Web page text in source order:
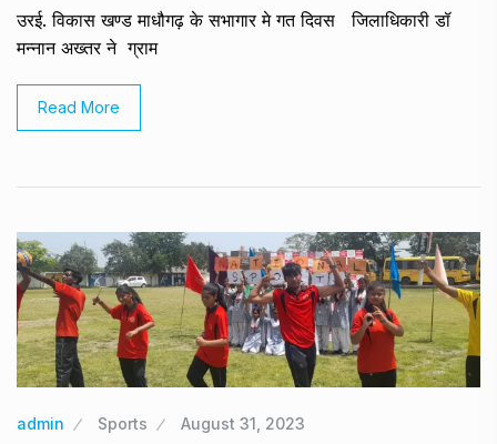
उरई. विकास खण्ड माधौगढ़ के सभागार मे गत दिवस जिलाधिकारी डॉ
मन्नान अख्तर ने ग्राम
Read More
admin Sports August 31, 2023